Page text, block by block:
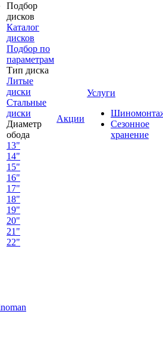
Подбор
дисков
Каталог
дисков
Подбор по
параметрам
Тип диска
Литые
диски
Стальные
диски
Диаметр
обода
13"
14"
15"
16"
17"
18"
19"
20"
21"
22"
Акции
Услуги
Сезонное
хранение